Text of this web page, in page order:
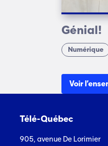
Génial!
Numérique
Voir
Télé-Québec
905, avenue De Lorimier